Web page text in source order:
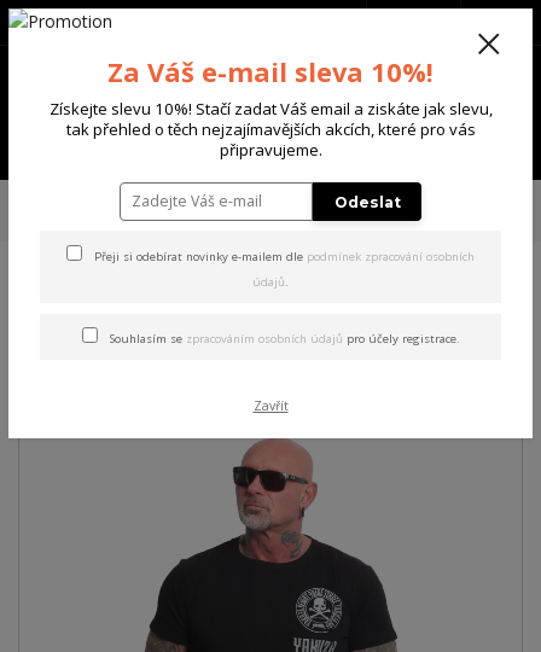
Menu
+420 702 136 620
TRIKA & TÍLKA
Yakuza pánské tričko Middle Regular T-
Regular T-Shirt black 6XL
Za Váš e-mail sleva 10%!
Získejte slevu 10%! Stačí zadat Váš email a ziskáte jak slevu,
tak přehled o těch nejzajímavějších akcích, které pro vás
připravujeme.
Odeslat
Přeji si odebírat novinky e-mailem dle podmínek zpracování osobních
údajů.
Souhlasím se zpracováním osobních údajů pro účely registrace.
Zavřít